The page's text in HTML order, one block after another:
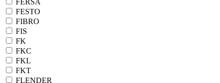
FERSA
FESTO
FIBRO
FIS
FK
FKC
FKL
FKT
FLENDER